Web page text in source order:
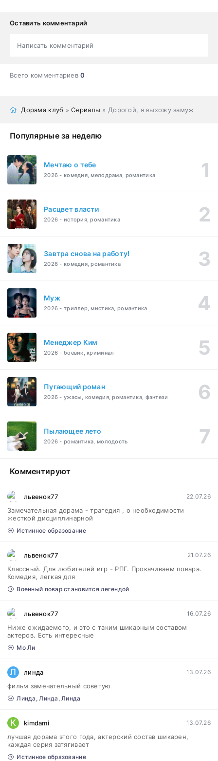
Оставить комментарий
Написать комментарий
Всего комментариев0
Дорама клуб »Сериалы » Дорогой, я выхожу замуж
Популярные за неделю
Мечтаю о тебе
2026 - комедия, мелодрама, романтика
Расцвет власти
2026 - история, романтика
Завтра снова на работу!
2026 - комедия, романтика
Муж
2026 - триллер, мистика, романтика
Менеджер Ким
2026 - боевик, криминал
Пугающий роман
2026 - ужасы, комедия, романтика, фэнтези
Пылающее лето
2026 - романтика, молодость
Комментируют
львенок77 22.07.26
Замечательная дорама - трагедия , о необходимости
жесткой дисциплинарной
Истинное образование
львенок77 21.07.26
Классный. Для любителей игр - РПГ. Прокачиваем повара.
Комедия, легкая для
Военный повар становится легендой
львенок77 16.07.26
Ниже ожидаемого, и это с таким шикарным составом
актеров. Есть интересные
Мо Ли
Л линда 13.07.26
фильм замечательный советую
Линда, Линда, Линда
K kimdami 13.07.26
лучшая дорама этого года, актерский состав шикарен,
каждая серия затягивает
Истинное образование